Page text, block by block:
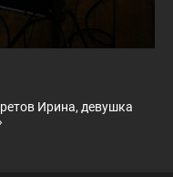
Ирина, девушка